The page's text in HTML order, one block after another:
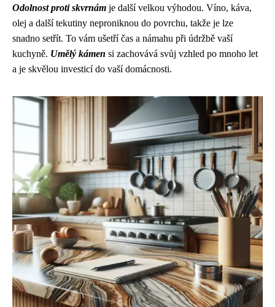
Odolnost proti skvrnám je další velkou výhodou. Víno, káva,
olej a další tekutiny neproniknou do povrchu, takže je lze
snadno setřít. To vám ušetří čas a námahu při údržbě vaší
kuchyně. Umělý kámen si zachovává svůj vzhled po mnoho let
a je skvělou investicí do vaší domácnosti.